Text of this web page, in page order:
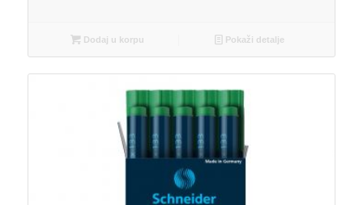
Dodaj u korpu Pokaži detalje